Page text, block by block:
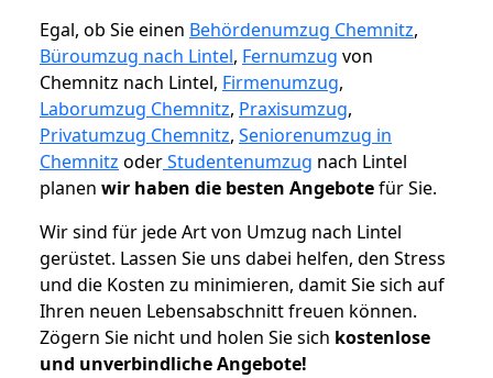
Egal, ob Sie einen Behördenumzug Chemnitz,
Büroumzug nach Lintel, Fernumzug von
Chemnitz nach Lintel, Firmenumzug,
Laborumzug Chemnitz, Praxisumzug,
Privatumzug Chemnitz, Seniorenumzug in
Chemnitz oderStudentenumzug nach Lintel
planen wir haben die besten Angebotefür Sie.
Wir sind für jede Art von Umzug nach Lintel
gerüstet. Lassen Sie uns dabei helfen, den Stress
und die Kosten zu minimieren, damit Sie sich auf
Ihren neuen Lebensabschnitt freuen können.
Zögern Sie nicht und holen Sie sich kostenlose
und unverbindliche Angebote!